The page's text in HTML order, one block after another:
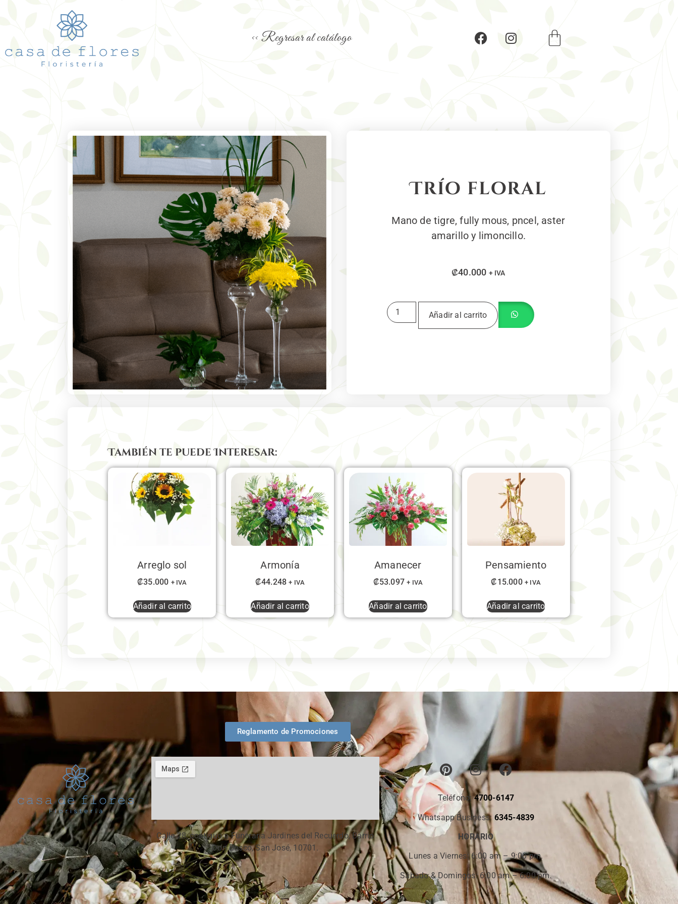
<< Regresar al catálogo
Trío floral
Mano de tigre, fully mous, pncel, aster
amarillo y limoncillo.
₡40.000 + IVA
Añadir al carrito
También te puede Interesar:
Arreglo sol
₡35.000 + IVA
Añadir al carrito
Armonía
₡44.248 + IVA
Añadir al carrito
Amanecer
₡53.097 + IVA
Añadir al carrito
Pensamiento
₡15.000 + IVA
Añadir al carrito
Reglamento de Promociones
Calle 28, contiguo a Funeraria Jardines del Recuerdo, Barrio
Don Bosco, San José, 10701.
Teléfono:4700-6147
Whatsapp Business: 6345-4839
HORARIO
Lunes a Viernes:6:00 am – 9:00 pm.
Sábado & Domingos: 6:00 am – 6:00 pm.